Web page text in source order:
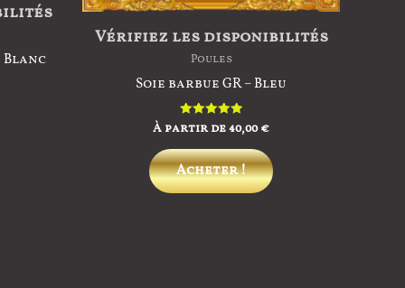
Blanc
Vérifiez les disponibilités
Poules
Soie barbue GR – Bleu
Note
sur 5
À partir de40,00€
Acheter !
produit